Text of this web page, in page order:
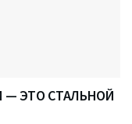
— ЭТО СТАЛЬНОЙ